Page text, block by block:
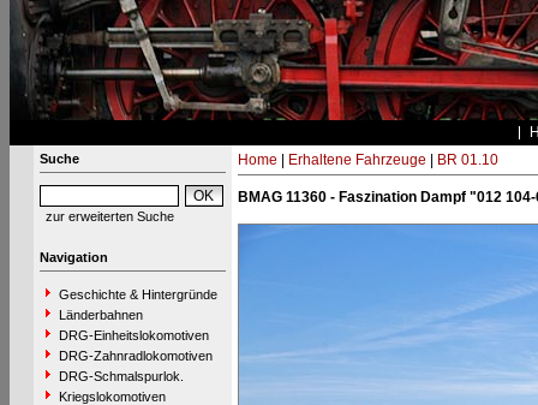
Suche
zur erweiterten Suche
Navigation
Geschichte & Hintergründe
Länderbahnen
DRG-Einheitslokomotiven
DRG-Zahnradlokomotiven
DRG-Schmalspurlok.
Kriegslokomotiven
Home Erhaltene Fahrzeuge BR 01.10
BMAG 11360 - Faszination Dampf "012